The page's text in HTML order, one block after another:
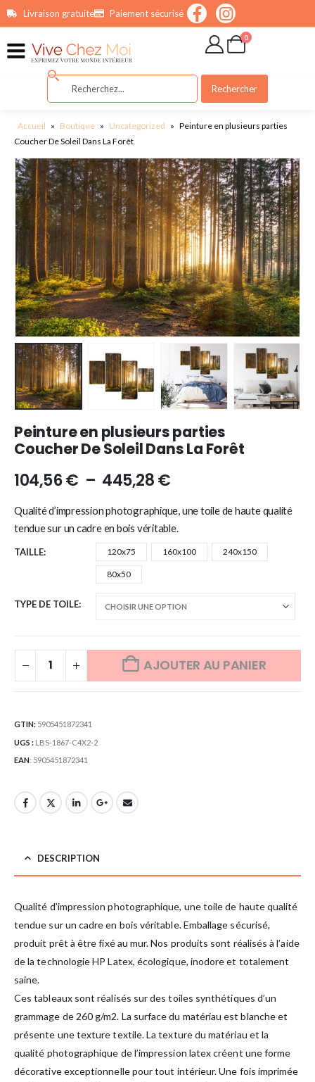
principalLivraison gratuite Paiement sécurisé
0
Rechercher
Accueil » Boutique » Uncategorized » Peinture en plusieurs parties
Coucher De Soleil Dans La Forêt
Peinture en plusieurs parties
Coucher De Soleil Dans La Forêt
104,56€ – 445,28€
Qualité d’impression photographique, une toile de haute qualité
tendue sur un cadre en bois véritable.
TAILLE 120x75 160x100 240x150
80x50
TYPE DE TOILE
AJOUTER AU PANIER
GTIN: 5905451872341
UGS : LBS-1867-C4X2-2
EAN: 5905451872341
DESCRIPTION
Qualité d’impression photographique, une toile de haute qualité
tendue sur un cadre en bois véritable. Emballage sécurisé,
produit prêt à être fixé au mur. Nos produits sont réalisés à l’aide
de la technologie HP Latex, écologique, inodore et totalement
saine.
Ces tableaux sont réalisés sur des toiles synthétiques d’un
grammage de 260 g/m2. La surface du matériau est blanche et
présente une texture textile. La texture du matériau et la
qualité photographique de l’impression latex créent une forme
décorative exceptionnelle pour tout intérieur. Une fois imprimée